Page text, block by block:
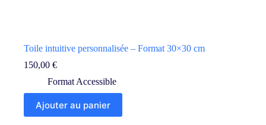
Toile intuitive personnalisée – Format 30×30 cm
150,00 €
Format Accessible
Ajouter au panier